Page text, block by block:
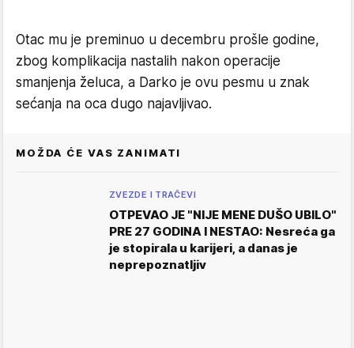
Otac mu je preminuo u decembru prošle godine,
zbog komplikacija nastalih nakon operacije
smanjenja želuca, a Darko je ovu pesmu u znak
sećanja na oca dugo najavljivao.
MOŽDA ĆE VAS ZANIMATI
ZVEZDE I TRAČEVI
OTPEVAO JE "NIJE MENE DUŠO UBILO"
PRE 27 GODINA I NESTAO: Nesreća ga
je stopirala u karijeri, a danas je
neprepoznatljiv